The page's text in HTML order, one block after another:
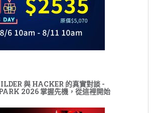
與 HACKER 的真實對談 -
2026 掌握先機，從這裡開始